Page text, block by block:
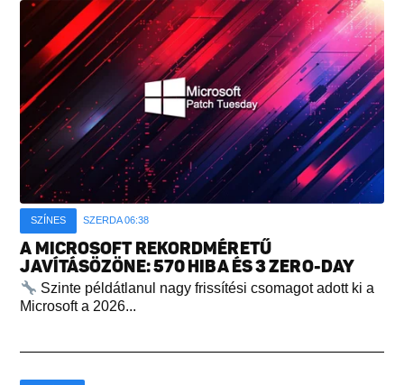
SZÍNES SZERDA 06:38
A MICROSOFT REKORDMÉRETŰ
JAVÍTÁSÖZÖNE: 570 HIBA ÉS 3 ZERO-DAY
Szinte példátlanul nagy frissítési csomagot adott ki a
Microsoft a 2026...